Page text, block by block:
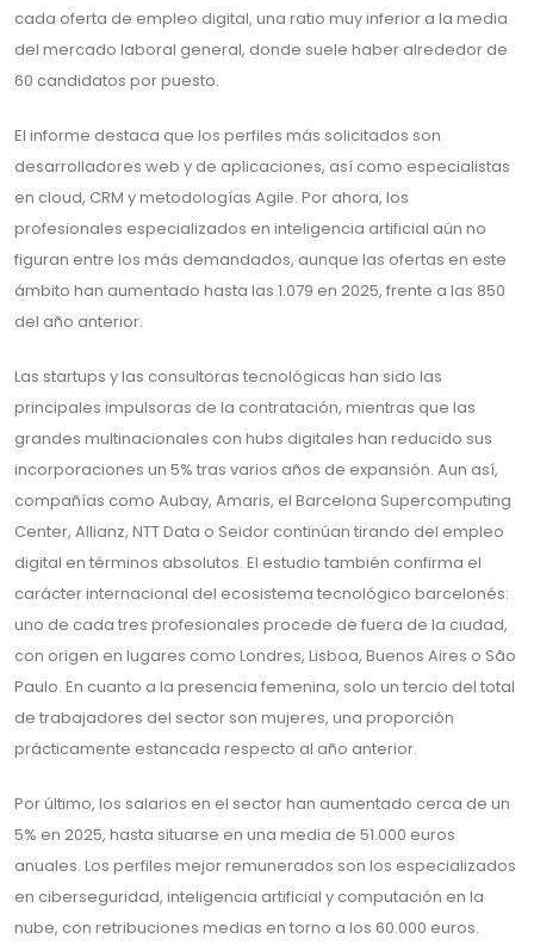
cada oferta de empleo digital, una ratio muy inferior a la media
del mercado laboral general, donde suele haber alrededor de
60 candidatos por puesto.
El informe destaca que los perfiles más solicitados son
desarrolladores web y de aplicaciones, así como especialistas
en cloud, CRM y metodologías Agile. Por ahora, los
profesionales especializados en inteligencia artificial aún no
figuran entre los más demandados, aunque las ofertas en este
ámbito han aumentado hasta las 1.079 en 2025, frente a las 850
del año anterior.
Las startups y las consultoras tecnológicas han sido las
principales impulsoras de la contratación, mientras que las
grandes multinacionales con hubs digitales han reducido sus
incorporaciones un 5% tras varios años de expansión. Aun así,
compañías como Aubay, Amaris, el Barcelona Supercomputing
Center, Allianz, NTT Data o Seidor continúan tirando del empleo
digital en términos absolutos. El estudio también confirma el
carácter internacional del ecosistema tecnológico barcelonés:
uno de cada tres profesionales procede de fuera de la ciudad,
con origen en lugares como Londres, Lisboa, Buenos Aires o São
Paulo. En cuanto a la presencia femenina, solo un tercio del total
de trabajadores del sector son mujeres, una proporción
prácticamente estancada respecto al año anterior.
Por último, los salarios en el sector han aumentado cerca de un
5% en 2025, hasta situarse en una media de 51.000 euros
anuales. Los perfiles mejor remunerados son los especializados
en ciberseguridad, inteligencia artificial y computación en la
nube, con retribuciones medias en torno a los 60.000 euros.